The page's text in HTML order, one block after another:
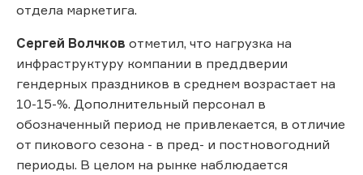
отдела маркетига.
Сергей Волчков отметил, что нагрузка на
инфраструктуру компании в преддверии
гендерных праздников в среднем возрастает на
10-15-%. Дополнительный персонал в
обозначенный период не привлекается, в отличие
от пикового сезона - в пред- и постновогодний
периоды. В целом на рынке наблюдается